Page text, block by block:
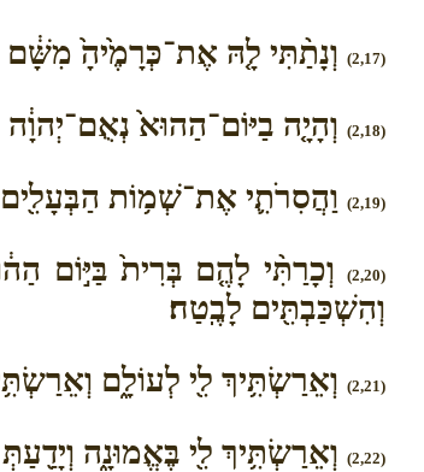
(2,17) וְנָתַ֨תִּי לָ֤הּ אֶת־כְּרָמֶ֙יהָ֙ מִשָּׁ֔ם
(2,18) וְהָיָ֤ה בַיּוֹם־הַהוּא֙
(2,19) וַהֲסִרֹתִ֛י אֶת־שְׁמ֥וֹת הַבְּעָלִ֖ים
(2,20)
וְכָרַתִּ֨י לָהֶ֤ם בְּרִית֙ בַּיּ֣וֹם
וְהִשְׁכַּבְתִּ֖ים לָבֶֽטַח׃
(2,21) וְאֵרַשְׂתִּ֥יךְ לִ֖י לְעוֹלָ֑ם
(2,22) וְאֵרַשְׂתִּ֥יךְ לִ֖י בֶּאֱמוּנָ֑ה